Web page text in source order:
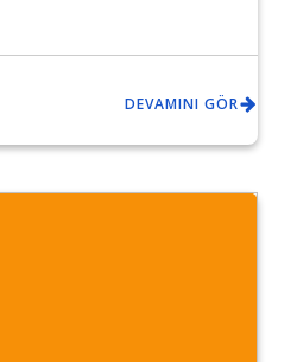
DEVAMINI GÖR